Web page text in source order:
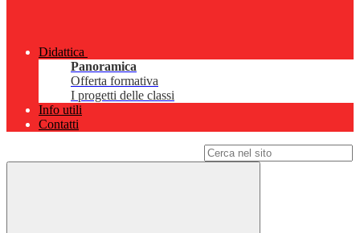
Didattica
Panoramica
Offerta formativa
I progetti delle classi
Info utili
Contatti